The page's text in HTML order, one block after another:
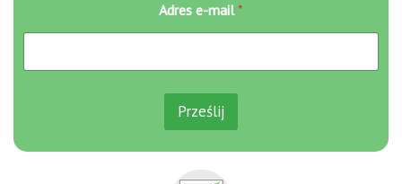
*
Adres e-mail*
Prześlij